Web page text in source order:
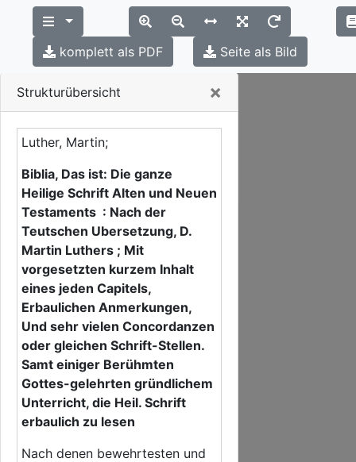
Strukturübersicht ×
Luther, Martin;
Biblia, Das ist: Die ganze
Heilige Schrift Alten und Neuen
Testaments : Nach der
Teutschen Ubersetzung, D.
Martin Luthers ; Mit
vorgesetzten kurzem Inhalt
eines jeden Capitels,
Erbaulichen Anmerkungen,
Und sehr vielen Concordanzen
oder gleichen Schrift-Stellen.
Samt einiger Berühmten
Gottes-gelehrten gründlichem
Unterricht, die Heil. Schrift
erbaulich zu lesen
Nach denen bewehrtesten und
komplett als PDF Seite als Bild